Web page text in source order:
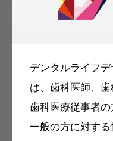
デンタルライフ
は、歯科医師、
歯科医療従事者の
一般の方に対す
容のメールマ